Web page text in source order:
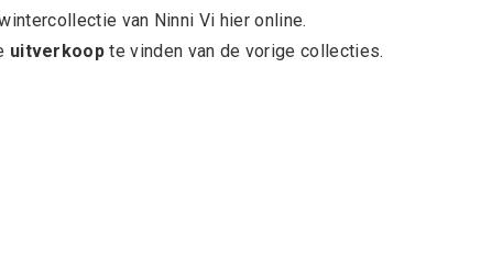
van Ninni Vi hier online.
uitverkoop te vinden van de vorige collecties.